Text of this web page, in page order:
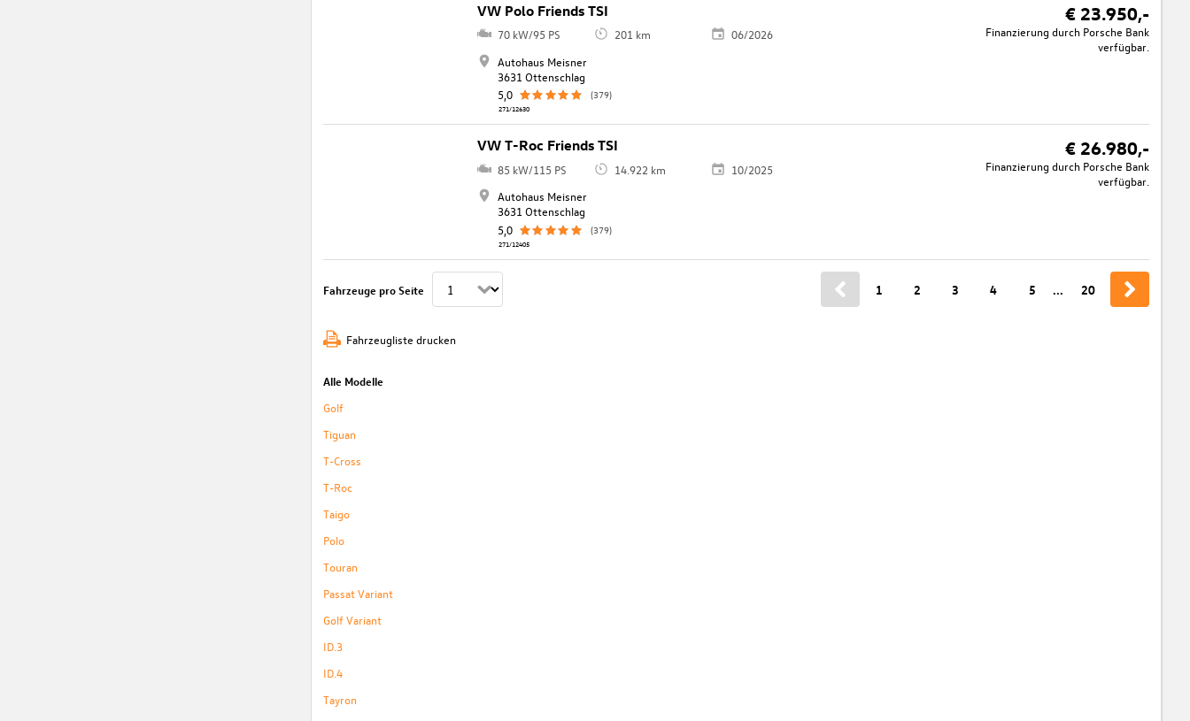
VW Polo Friends TSI € 23.950,-
Finanzierung durch Porsche Bank
verfügbar.
70 kW/95 PS 201 km
06/2026
Autohaus Meisner
3631 Ottenschlag
5,0
(379)
271/12630
VW T-Roc Friends TSI € 26.980,-
Finanzierung durch Porsche Bank
verfügbar.
85 kW/115 PS 14.922 km
10/2025
Autohaus Meisner
3631 Ottenschlag
5,0
(379)
271/12405
Fahrzeuge pro Seite 1 2 3 4 5 ... 20
Fahrzeugliste drucken
Alle Modelle
Golf
Tiguan
T-Cross
T-Roc
Taigo
Polo
Touran
Passat Variant
Golf Variant
ID.3
ID.4
Tayron